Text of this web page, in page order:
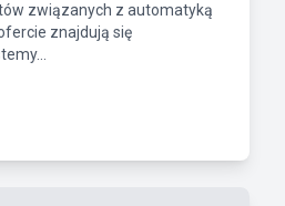
związanych z automatyką
znajdują się